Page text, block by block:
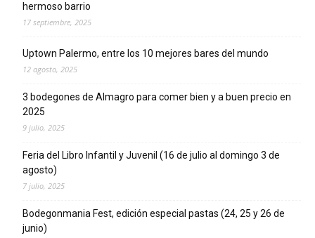
hermoso barrio
17 septiembre, 2025
Uptown Palermo, entre los 10 mejores bares del mundo
12 agosto, 2025
3 bodegones de Almagro para comer bien y a buen precio en
2025
9 julio, 2025
Feria del Libro Infantil y Juvenil (16 de julio al domingo 3 de
agosto)
7 julio, 2025
Bodegonmania Fest, edición especial pastas (24, 25 y 26 de
junio)